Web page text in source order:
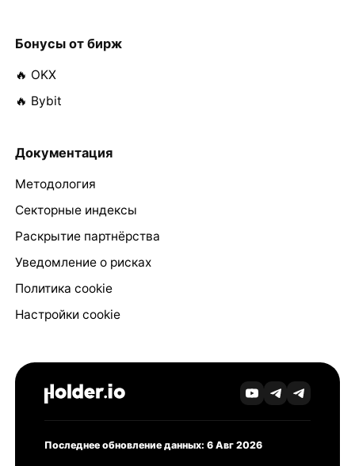
Бонусы от бирж
🔥 OKX
🔥 Bybit
Документация
Методология
Секторные индексы
Раскрытие партнёрства
Уведомление о рисках
Политика cookie
Настройки cookie
Последнее обновление данных: 6 Авг 2026